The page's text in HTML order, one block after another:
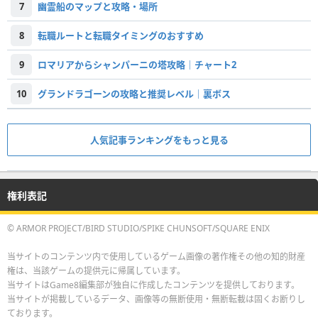
7 幽霊船のマップと攻略・場所
8 転職ルートと転職タイミングのおすすめ
9 ロマリアからシャンパーニの塔攻略｜チャート2
10 グランドラゴーンの攻略と推奨レベル｜裏ボス
人気記事ランキングをもっと見る
権利表記
© ARMOR PROJECT/BIRD STUDIO/SPIKE CHUNSOFT/SQUARE ENIX
当サイトのコンテンツ内で使用しているゲーム画像の著作権その他の知的財産
権は、当該ゲームの提供元に帰属しています。
当サイトはGame8編集部が独自に作成したコンテンツを提供しております。
当サイトが掲載しているデータ、画像等の無断使用・無断転載は固くお断りし
ております。